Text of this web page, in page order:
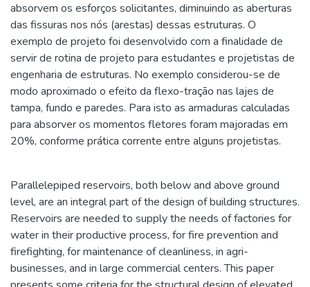
absorvem os esforços solicitantes, diminuindo as aberturas
das fissuras nos nós (arestas) dessas estruturas. O
exemplo de projeto foi desenvolvido com a finalidade de
servir de rotina de projeto para estudantes e projetistas de
engenharia de estruturas. No exemplo considerou-se de
modo aproximado o efeito da flexo-tração nas lajes de
tampa, fundo e paredes. Para isto as armaduras calculadas
para absorver os momentos fletores foram majoradas em
20%, conforme prática corrente entre alguns projetistas.
Parallelepiped reservoirs, both below and above ground
level, are an integral part of the design of building structures.
Reservoirs are needed to supply the needs of factories for
water in their productive process, for fire prevention and
firefighting, for maintenance of cleanliness, in agri-
businesses, and in large commercial centers. This paper